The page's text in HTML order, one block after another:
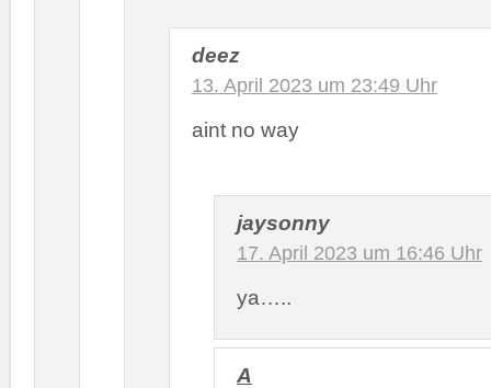
deez
13. April 2023 um 23:49 Uhr
aint no way
jaysonny
17. April 2023 um 16:46 Uhr
ya…..
A